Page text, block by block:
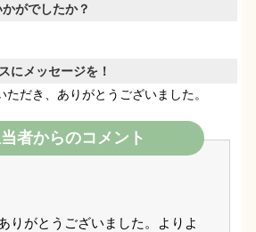
がでしたか？
にメッセージを！
ただき、ありがとうございました。
者からのコメント
りがとうございました。よりよ